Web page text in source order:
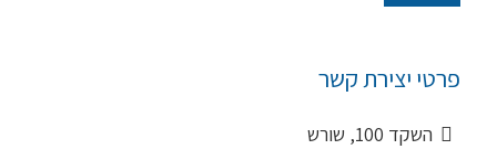
פרטי יצירת קשר
השקד 100, שורש